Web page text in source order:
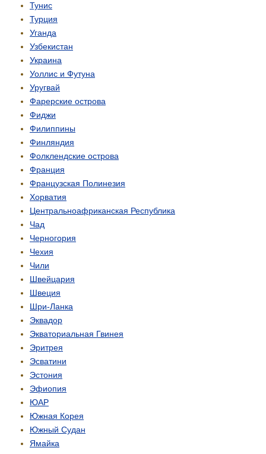
Тунис
Турция
Уганда
Узбекистан
Украина
Уоллис и Футуна
Уругвай
Фарерские острова
Фиджи
Филиппины
Финляндия
Фолклендские острова
Франция
Французская Полинезия
Хорватия
Центрально­африканская Республика
Чад
Черногория
Чехия
Чили
Швейцария
Швеция
Шри-Ланка
Эквадор
Экваториальная Гвинея
Эритрея
Эсватини
Эстония
Эфиопия
ЮАР
Южная Корея
Южный Судан
Ямайка